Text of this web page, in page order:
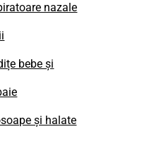
nazale
bebe și
și halate